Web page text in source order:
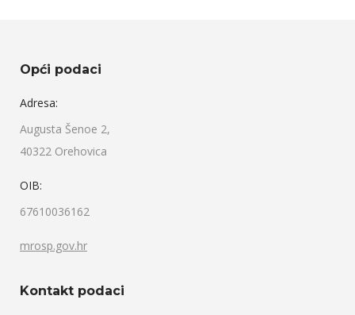
Opći podaci
Adresa:
Augusta Šenoe 2,
40322 Orehovica
OIB:
67610036162
mrosp.gov.hr
Kontakt podaci